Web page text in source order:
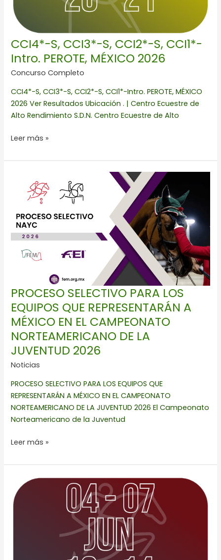
CCI4*-S, CCI3*-S, CCI2*-S, CCI1*-
Intro. PEROTE, MÉXICO 2026
Concurso Completo
CCI4*-S, CCI3*-S, CCI2*-S, CCI1*-Intro. PEROTE, MÉXICO
2026 Ver Resultados Ubicación . | Centro Ecuestre de
Alto Rendimiento S.D.N. Centro Ecuestre de Alto
MÉXICO
2026
Leer más »
PROCESO SELECTIVO PARA LOS
EQUIPOS QUE REPRESENTARÁN A
MÉXICO EN EL CAMPEONATO
NORTEAMERICANO DE LA
JUVENTUD 2026
Noticias
PROCESO SELECTIVO PARA LOS EQUIPOS QUE
REPRESENTARÁN A MÉXICO EN EL CAMPEONATO
NORTEAMERICANO DE LA JUVENTUD 2026 El Campeonato
Norteamericano de la Juventud
SELECTIVO
PARA
EQUIPOS
QUE
REPRESENTARÁN
MÉXICO
CAMPEONATO
NORTEAMERICANO
DE
LA
JUVENTUD 2026
Leer más »
GAT
SUMMER